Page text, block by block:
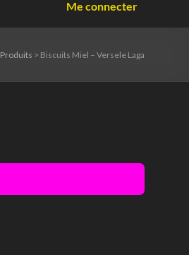
Me connecter
Produits > Biscuits Miel – Versele Laga